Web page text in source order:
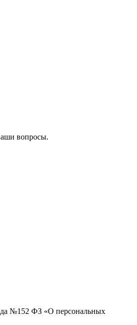
вопросы.
№152 ФЗ «О персональных